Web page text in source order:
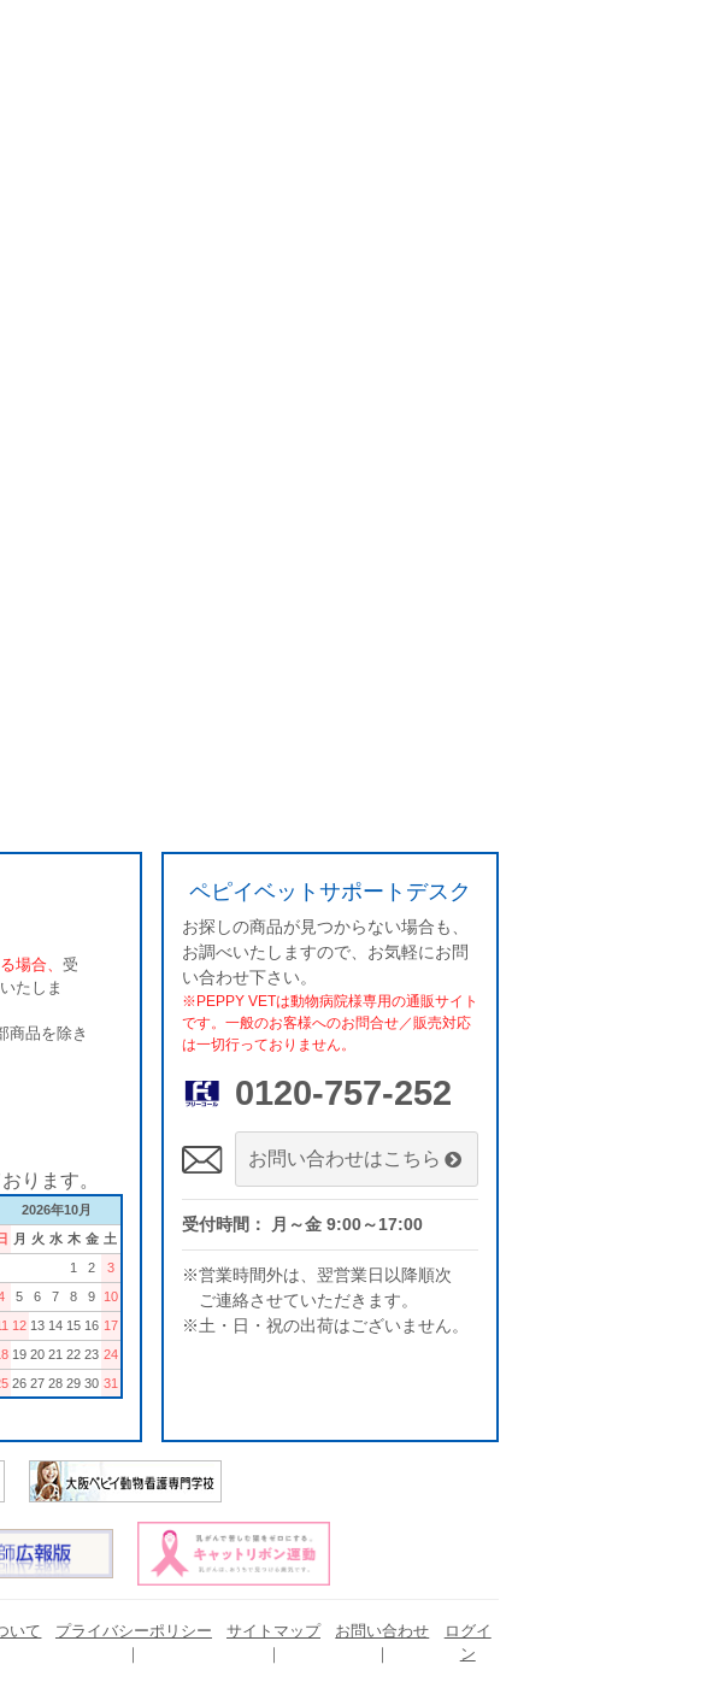
場合、 受
たしま
商品を除き
ります。
2026年10月
日 月 火 水 木 金 土
1
2
3
5 6 7 8 9
10
12 13 14 15 16 17
19 20 21 22 23 24
26 27 28 29 30 31
ペピイベットサポートデスク
お探しの商品が見つからない場合も、
お調べいたしますので、お気軽にお問
い合わせ下さい。
※PEPPY VETは動物病院様専用の通販サイト
です。一般のお客様へのお問合せ／販売対応
は一切行っておりません。
0120-757-252
お問い合わせはこちら
受付時間： 月～金 9:00～17:00
※営業時間外は、翌営業日以降順次
ご連絡させていただきます。
※土・日・祝の出荷はございません。
いて プライバシーポリシー サイトマップ お問い合わせ
ログイ
ン